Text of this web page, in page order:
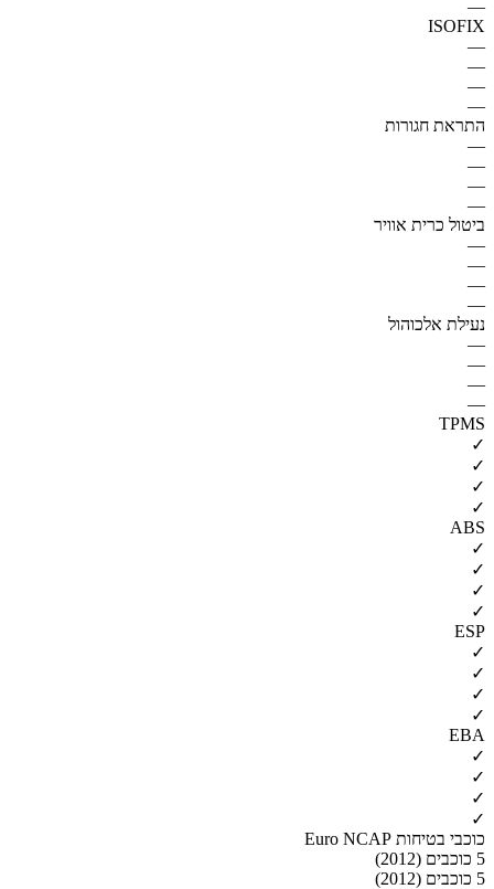
—
ISOFIX
—
—
—
—
התראת חגורות
—
—
—
—
ביטול כרית אוויר
—
—
—
—
נעילת אלכוהול
—
—
—
—
TPMS
✓
✓
✓
✓
ABS
✓
✓
✓
✓
ESP
✓
✓
✓
✓
EBA
✓
✓
✓
✓
כוכבי בטיחות Euro NCAP
5 כוכבים (2012)
5 כוכבים (2012)